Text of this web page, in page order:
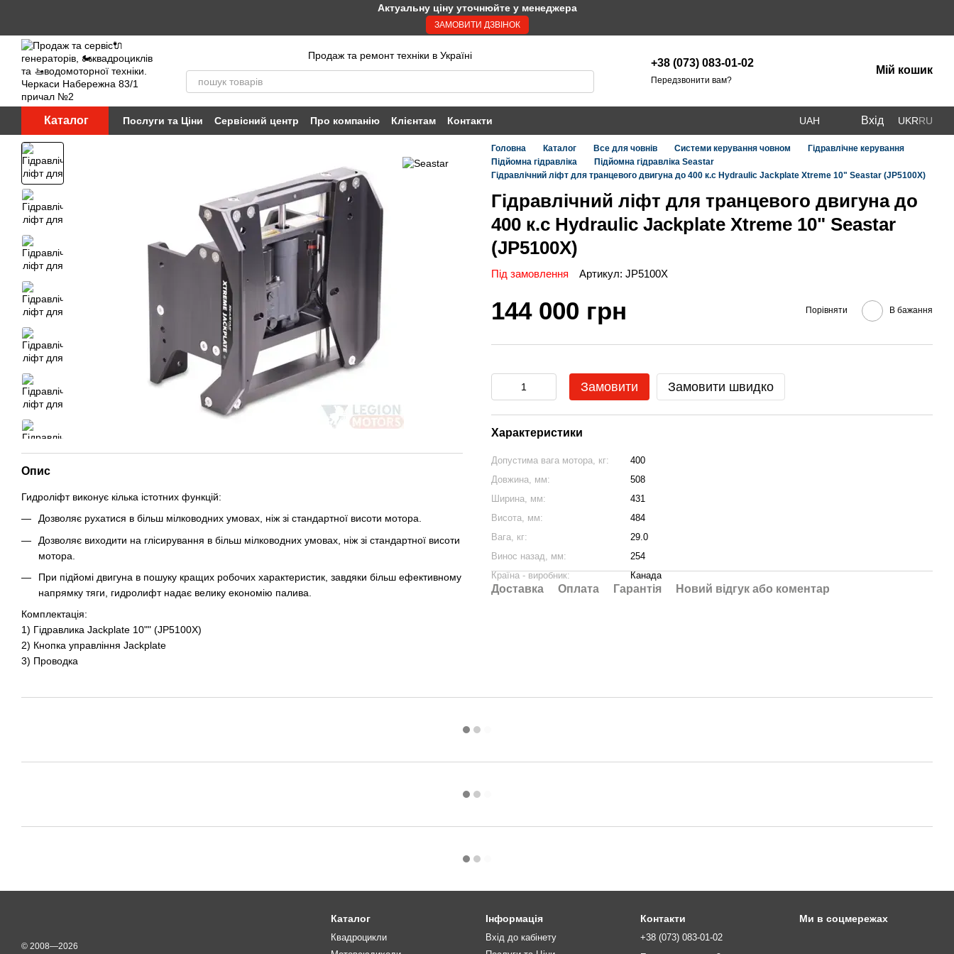
Актуальну ціну уточнюйте у менеджера
ЗАМОВИТИ ДЗВІНОК
Продаж та ремонт техніки в Україні
+38 (073) 083-01-02
Передзвонити вам?
Мій кошик
Каталог Послуги та Ціни Сервісний центр Про компанію Клієнтам Контакти UAH Вхід UKRRU
Опис
Гидроліфт виконує кілька істотних функцій:
Дозволяє рухатися в більш мілководних умовах, ніж зі стандартної висоти мотора.
Дозволяє виходити на глісирування в більш мілководних умовах, ніж зі стандартної висоти
мотора.
При підйомі двигуна в пошуку кращих робочих характеристик, завдяки більш ефективному
напрямку тяги, гидролифт надає велику економію палива.
Комплектація:
1) Гідравлика Jackplate 10"" (JP5100X)
2) Кнопка управління Jackplate
3) Проводка
Головна Каталог Все для човнів Системи керування човном
Гідравлічне керування
Підйомна гідравліка
Підйомна гідравліка Seastar
Гідравлічний ліфт для транцевого двигуна до 400 к.с Hydraulic Jackplate Xtreme 10" Seastar (JP5100X)
Гідравлічний ліфт для транцевого двигуна до
400 к.с Hydraulic Jackplate Xtreme 10" Seastar
(JP5100X)
Під замовлення Артикул: JP5100X
144 000 грн Порівняти В бажання
Замовити Замовити швидко
Характеристики
Допустима вага мотора, кг:
400
Довжина, мм:
508
Ширина, мм:
431
Висота, мм:
484
Вага, кг:
29.0
Винос назад, мм:
254
Країна - виробник:
Канада
Доставка Оплата Гарантія Новий відгук або коментар
© 2008—2026
Каталог
Квадроцикли
Інформація
Вхід до кабінету
Контакти
+38 (073) 083-01-02
Ми в соцмережах